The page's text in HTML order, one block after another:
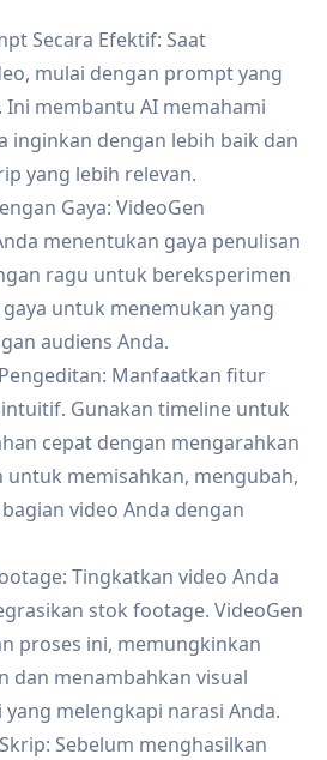
Secara Efektif: Saat
mulai dengan prompt yang
Ini membantu AI memahami
inginkan dengan lebih baik dan
yang lebih relevan.
Gaya: VideoGen
menentukan gaya penulisan
ragu untuk bereksperimen
untuk menemukan yang
audiens Anda.
Manfaatkan fitur
Gunakan timeline untuk
cepat dengan mengarahkan
untuk memisahkan, mengubah,
video Anda dengan
Tingkatkan video Anda
stok footage. VideoGen
proses ini, memungkinkan
dan menambahkan visual
melengkapi narasi Anda.
Sebelum menghasilkan